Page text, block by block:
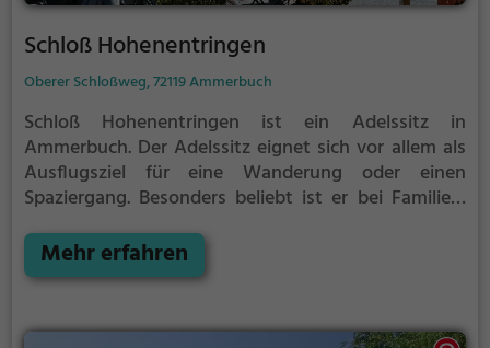
Schloß Hohenentringen
Oberer Schloßweg, 72119 Ammerbuch
Schloß Hohenentringen ist ein Adelssitz in
Ammerbuch. Der Adelssitz eignet sich vor allem als
Ausflugsziel für eine Wanderung oder einen
Spaziergang. Besonders beliebt ist er bei Familien,
offenbart historische Aspekte aus längst
vergangenen Zeiten und bietet einen kleinen
Mehr erfahren